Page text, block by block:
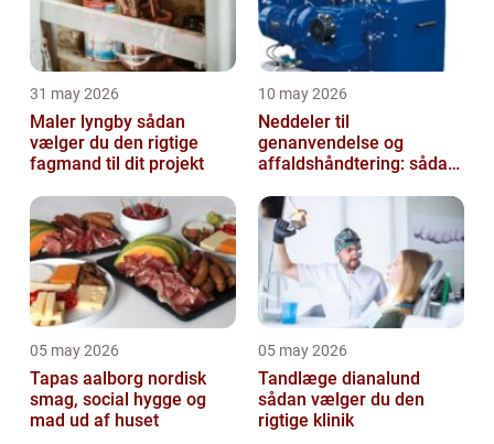
31 may 2026
Maler lyngby sådan
vælger du den rigtige
fagmand til dit projekt
10 may 2026
Neddeler til
genanvendelse og
affaldshåndtering: sådan
05 may 2026
Tapas aalborg nordisk
smag, social hygge og
mad ud af huset
05 may 2026
Tandlæge dianalund
sådan vælger du den
rigtige klinik